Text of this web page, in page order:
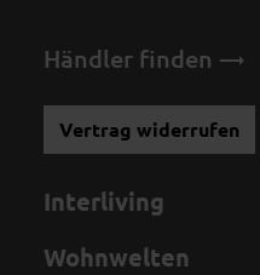
Händler finden
Vertrag widerrufen
Interliving
Wohnwelten